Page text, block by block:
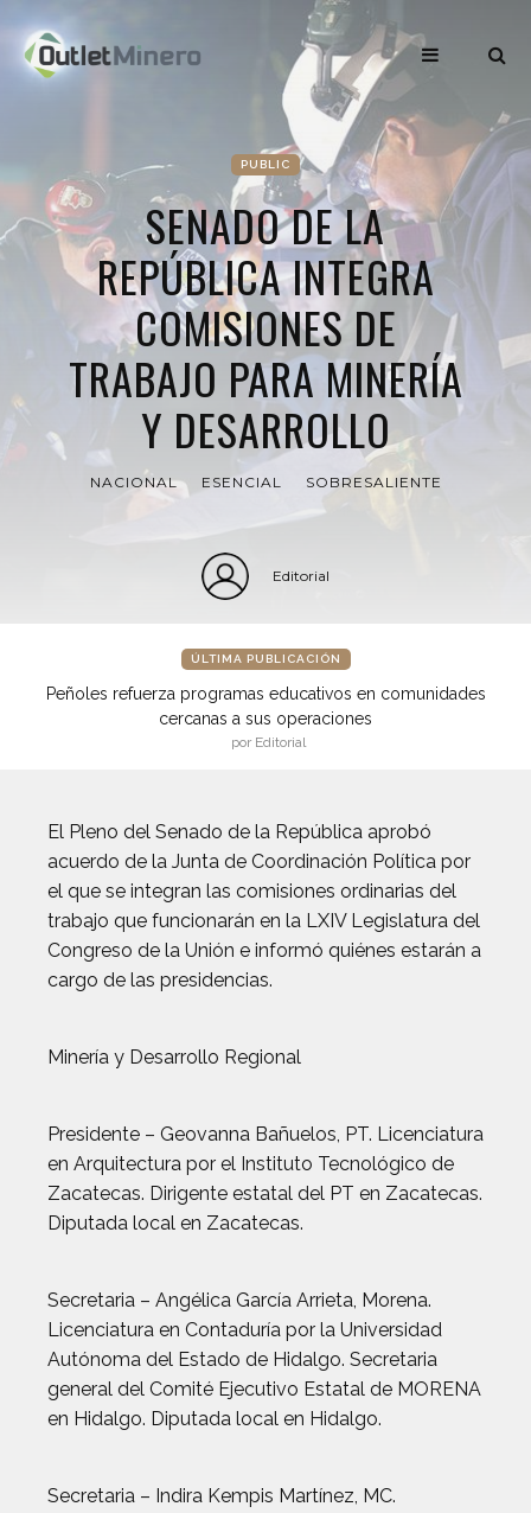
PUBLIC
SENADO DE LA
REPÚBLICA INTEGRA
COMISIONES DE
TRABAJO PARA MINERÍA
Y DESARROLLO
NACIONAL ESENCIAL SOBRESALIENTE
Editorial
ÚLTIMA PUBLICACIÓN
Peñoles refuerza programas educativos en comunidades
cercanas a sus operaciones
por Editorial
El Pleno del Senado de la República aprobó
acuerdo de la Junta de Coordinación Política por
el que se integran las comisiones ordinarias del
trabajo que funcionarán en la LXIV Legislatura del
Congreso de la Unión e informó quiénes estarán a
cargo de las presidencias.
Minería y Desarrollo Regional
Presidente – Geovanna Bañuelos, PT. Licenciatura
en Arquitectura por el Instituto Tecnológico de
Zacatecas. Dirigente estatal del PT en Zacatecas.
Diputada local en Zacatecas.
Secretaria – Angélica García Arrieta, Morena.
Licenciatura en Contaduría por la Universidad
Autónoma del Estado de Hidalgo. Secretaria
general del Comité Ejecutivo Estatal de MORENA
en Hidalgo. Diputada local en Hidalgo.
Secretaria – Indira Kempis Martínez, MC.